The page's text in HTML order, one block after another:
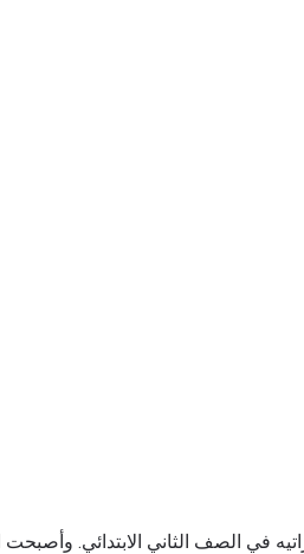
في الصف الثاني الابتدائي. وأصبحت